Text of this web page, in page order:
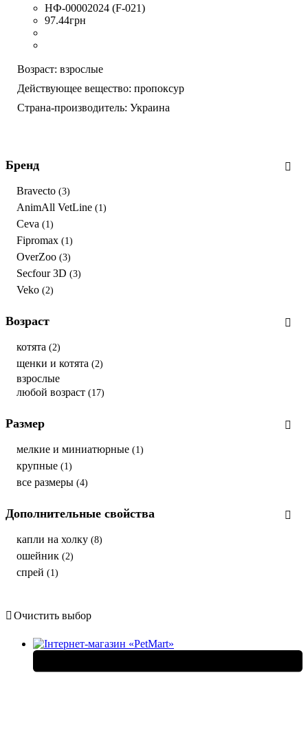
НФ-00002024 (F-021)
97.44грн
Возраст: взрослые
Действующее вещество: пропоксур
Страна-производитель: Украина
Бренд
Bravecto (3)
AnimAll VetLine (1)
Ceva (1)
Fipromax (1)
OverZoo (3)
Secfour 3D (3)
Veko (2)
Возраст
котята (2)
щенки и котята (2)
взрослые
любой возраст (17)
Размер
мелкие и миниатюрные (1)
крупные (1)
все размеры (4)
Дополнительные свойства
капли на холку (8)
ошейник (2)
спрей (1)
Очистить выбор